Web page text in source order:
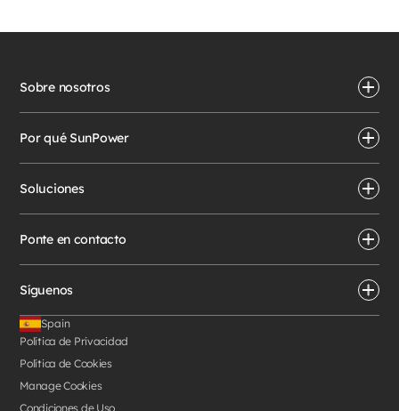
Sobre nosotros
Por qué SunPower
Soluciones
Ponte en contacto
Síguenos
Política de Privacidad
Política de Cookies
Manage Cookies
Condiciones de Uso
Spain